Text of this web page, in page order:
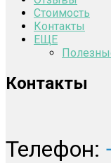
Стоимость
Контакты
ЕЩЕ
Контакты
Телефон: